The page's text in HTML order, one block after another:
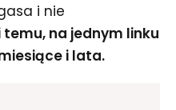
i nie
temu, na jednym linku
i lata.